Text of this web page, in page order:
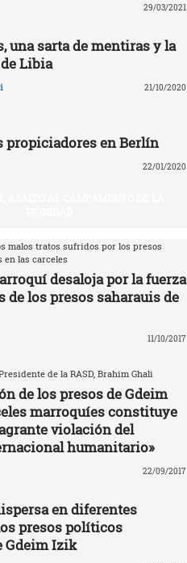
29/03/2021
una sarta de mentiras y la
Libia
21/10/2020
propiciadores en Berlín
22/01/2020
malos tratos sufridos por los presos
las carceles
desaloja por la fuerza
de los presos saharauis de
11/10/2017
de la RASD, Brahim Ghali
de los presos de Gdeim
marroquíes constituye
violación del
humanitario»
22/09/2017
en diferentes
presos políticos
Gdeim Izik